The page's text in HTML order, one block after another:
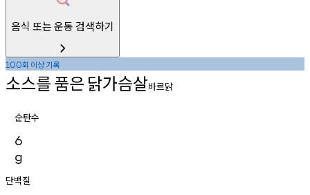
음식 또는 운동 검색하기
100회 이상기록
소스를품은 닭가슴살바르닭
순탄수
6
g
단백질